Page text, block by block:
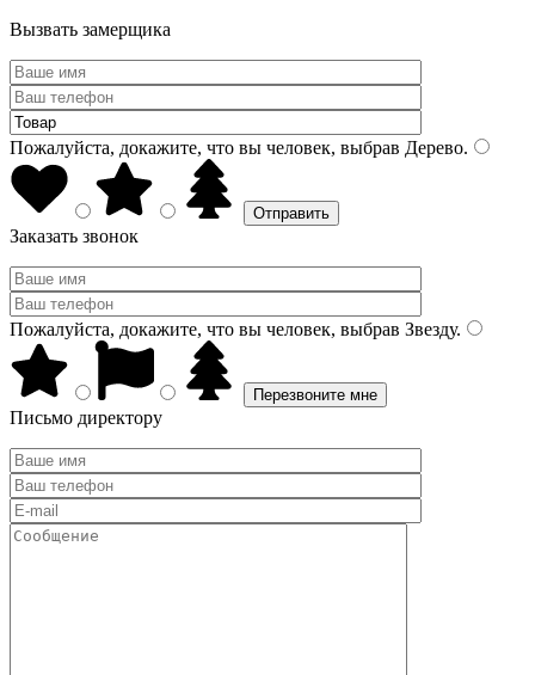
Вызвать замерщика
Пожалуйста, докажите, что вы человек, выбрав Дерево.
Заказать звонок
Пожалуйста, докажите, что вы человек, выбрав Звезду.
Письмо директору